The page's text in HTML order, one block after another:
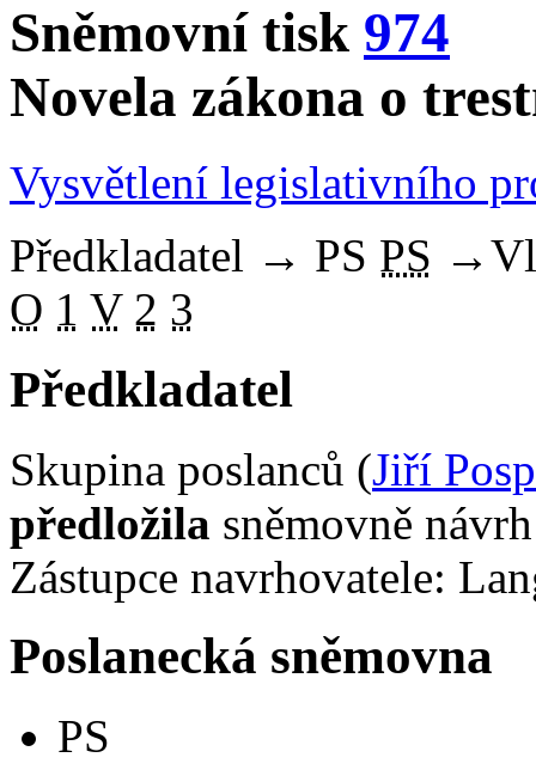
Sněmovní tisk 974
Novela zákona o
Vysvětlení legislativního
Předkladatel → PS PS →
O 1 V 2 3
Předkladatel
Skupina poslanců (Jiří
předložila sněmovně
Zástupce navrhovatele:
Poslanecká sněmovna
PS